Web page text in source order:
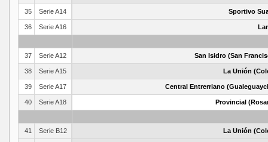
35 Serie A14 Sportivo
36 Serie A16
37 Serie A12 San Isidro (San
38 Serie A15 La Unión
39 Serie A17 Central Entrerriano
40 Serie A18 Provincial
41 Serie B12 La Unión